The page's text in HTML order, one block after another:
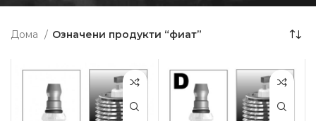
Дома Означени продукти “фиат”